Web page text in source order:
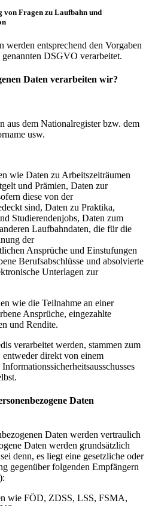
von Fragen zu Laufbahn und
werden entsprechend den Vorgaben
genannten DSGVO verarbeitet.
Daten verarbeiten wir?
aus dem Nationalregister bzw. dem
usw.
wie Daten zu Arbeitszeiträumen
und Prämien, Daten zur
diese von der
sind, Daten zu Praktika,
Studierendenjobs, Daten zum
Laufbahndaten, die für die
der
Ansprüche und Einstufungen
Berufsabschlüsse und absolvierte
Unterlagen zur
wie die Teilnahme an einer
Ansprüche, eingezahlte
und Rendite.
verarbeitet werden, stammen zum
direkt von einem
Daten
Daten werden vertraulich
Daten werden grundsätzlich
denn, es liegt eine gesetzliche oder
gegenüber folgenden Empfängern
wie FÖD, ZDSS, LSS, FSMA,